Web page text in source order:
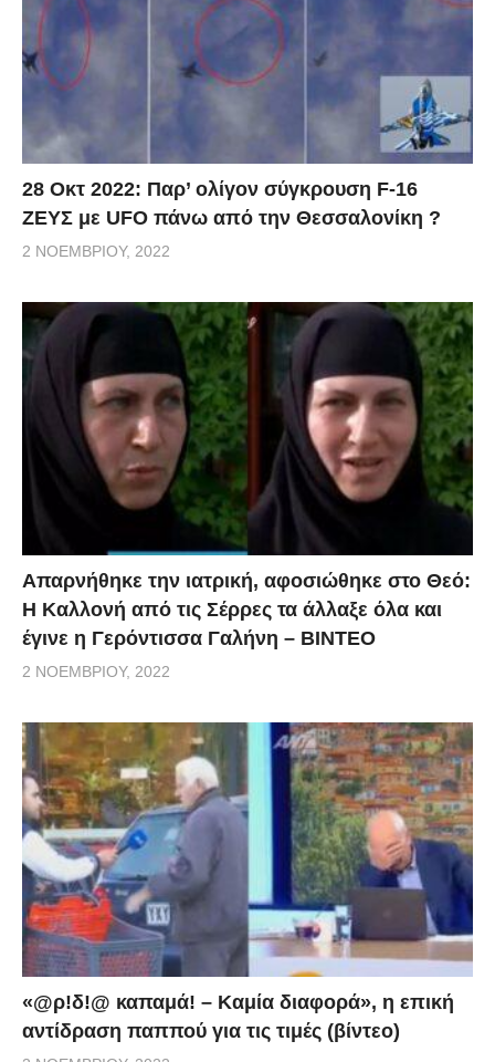
28 Οκτ 2022: Παρ’ ολίγον σύγκρουση F-16
ΖΕΥΣ με UFO πάνω από την Θεσσαλονίκη ?
2 ΝΟΕΜΒΡΊΟΥ, 2022
Απαρνήθηκε την ιατρική, αφοσιώθηκε στο Θεό:
Η Καλλονή από τις Σέρρες τα άλλαξε όλα και
έγινε η Γερόντισσα Γαλήνη – ΒΙΝΤΕΟ
2 ΝΟΕΜΒΡΊΟΥ, 2022
«@ρ!δ!@ καπαμά! – Καμία διαφορά», η επική
αντίδραση παππού για τις τιμές (βίντεο)